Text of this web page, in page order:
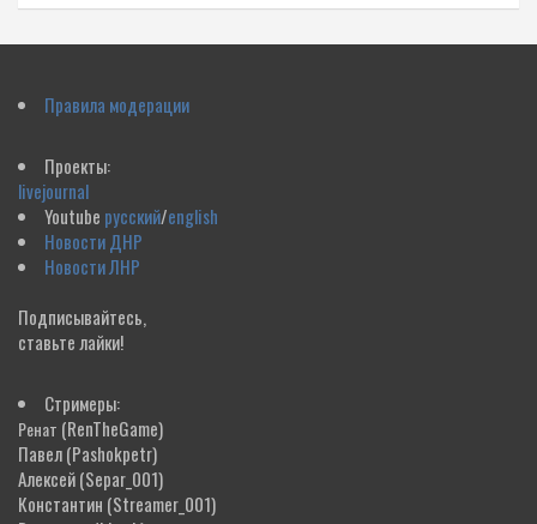
Правила модерации
Проекты:
livejournal
Youtube русский/english
Новости ДНР
Новости ЛНР
Подписывайтесь,
ставьте лайки!
Стримеры:
Ренат (RenTheGame)
Павел(Pashokpetr)
Алексей(Separ_001)
Константин (Streamer_001)